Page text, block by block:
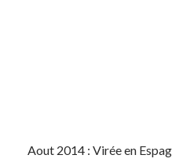
Aout 2014 : Virée en